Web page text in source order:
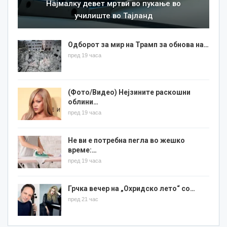
Најмалку девет мртви во пукање во
училиште во Тајланд
Одборот за мир на Трамп за обнова на…
пред 19 часа
(Фото/Видео) Нејзините раскошни
облини…
пред 19 часа
Не ви е потребна пегла во жешко
време:…
пред 19 часа
Грчка вечер на „Охридско лето“ со…
пред 21 час